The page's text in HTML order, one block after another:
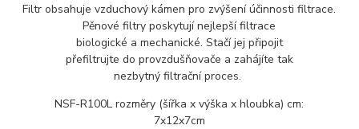
Filtr obsahuje vzduchový kámen pro zvýšení účinnosti filtrace.
Pěnové filtry poskytují nejlepší filtrace
biologické a mechanické. Stačí jej připojit
přefiltrujte do provzdušňovače a zahájíte tak
nezbytný filtrační proces.
NSF-R100L rozměry (šířka x výška x hloubka) cm:
7x12x7cm